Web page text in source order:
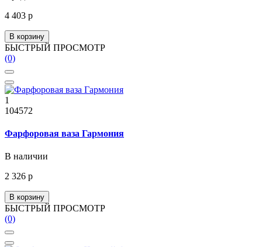
4 403 р
В корзину
БЫСТРЫЙ ПРОСМОТР
(0)
1
104572
Фарфоровая ваза Гармония
В наличии
2 326 р
В корзину
БЫСТРЫЙ ПРОСМОТР
(0)